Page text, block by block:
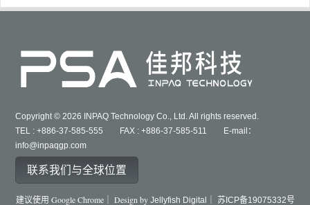
Copyright © 2026 INPAQ Technology Co., Ltd. All rights reserved.
TEL : +886-37-585-555 FAX : +886-37-585-511 E-mail：
info@inpaqgp.com
联系我们与全球位置
建议使用 Google Chrome｜ Design byJellyfish Digital｜ 苏ICP备19075332号